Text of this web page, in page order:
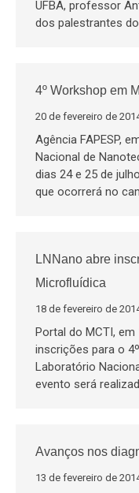
UFBA, professor
dos palestrantes
4º Workshop em
20 de fevereiro de
Agência FAPESP,
Nacional de
dias 24 e 25 de
que ocorrerá no
LNNano abre
Microfluídica
18 de fevereiro de
Portal do MCTI,
inscrições para o
Laboratório
evento será
Avanços nos
13 de fevereiro de